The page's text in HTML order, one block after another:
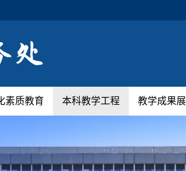
素质教育 本科教学工程 教学成果